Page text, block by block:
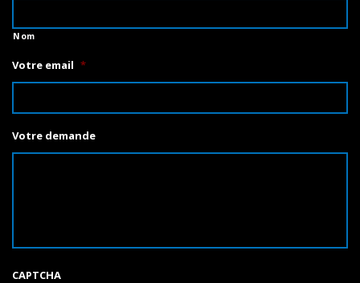
Nom
Votre email *
Votre demande
CAPTCHA